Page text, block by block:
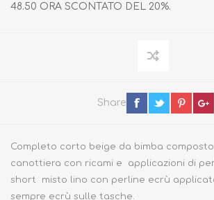
48.50 ORA SCONTATO DEL 20%.
Share
Completo corto beige da bimba
canottiera con ricami e applicazioni di
short misto lino con perline ecrù
sempre ecrù sulle tasche.